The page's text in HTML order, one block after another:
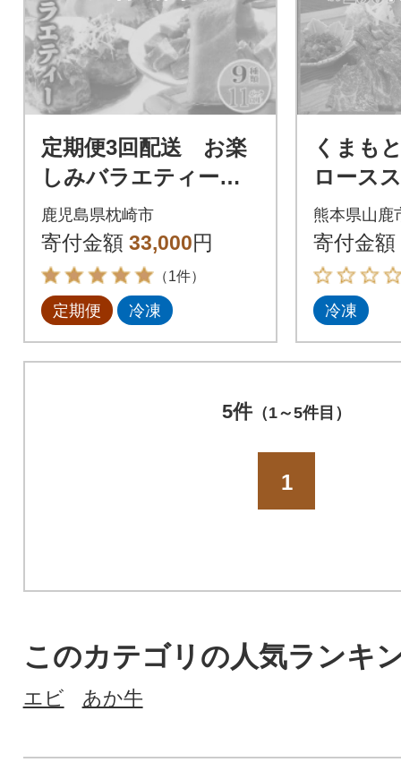
定期便3回配送 お楽
しみバラエティーセ
ット(薩摩甘えび・黒
豚・さつま揚げ・ま
ぐろ)QQ-0003
鹿児島県枕崎市
寄付金額 33,000円
（1件）
定期便 冷凍
くまも
ロース
選馬刺
ト
熊本県山鹿
寄付金額
冷凍
5件（1～5件目）
1
このカテゴリの人気ランキ
エビ あか牛